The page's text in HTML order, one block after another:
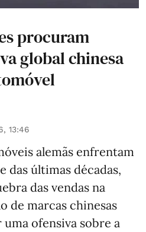
procuram
global chinesa
13:46
alemãs enfrentam
das últimas décadas,
das vendas na
de marcas chinesas
ofensiva sobre a